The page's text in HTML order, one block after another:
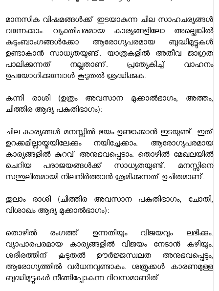
മാനസിക വിഷമങ്ങള്‍ക്ക് ഇടയാകുന്ന ചില സാഹചര്യങ്ങള്‍
വന്നേക്കാം. വ്യക്തിപരമായ കാര്യങ്ങളിലോ അല്ലെങ്കില്‍
കുടുംബാംഗങ്ങള്‍ക്കോ ആരോഗ്യപരമായ ബുദ്ധിമുട്ടുകള്‍
ഉണ്ടാകാന്‍ സാധ്യതയുണ്ട്. യാത്രകളില്‍ അതീവ ജാഗ്രത
പാലിക്കുന്നത് നല്ലതാണ്. പ്രത്യേകിച്ച് വാഹനം
ഉപയോഗിക്കുമ്പോള്‍ കൂടുതല്‍ ശ്രദ്ധിക്കുക.
കന്നി രാശി (ഉത്രം അവസാന മുക്കാല്‍ഭാഗം, അത്തം,
ചിത്തിര ആദ്യ പകുതിഭാഗം):
ചില കാര്യങ്ങള്‍ മനസ്സില്‍ ഭയം ഉണ്ടാക്കാന്‍ ഇടയുണ്ട്. ഇത്
ഉറക്കമില്ലായ്മയിലേക്കും നയിച്ചേക്കാം. ആരോഗ്യപരമായ
കാര്യങ്ങളില്‍ കുറവ് അനുഭവപ്പെടാം. തൊഴില്‍ മേഖലയില്‍
ചെറിയ പരാജയങ്ങള്‍ക്ക് സാധ്യതയുണ്ട്. മനസ്സിനെ
സന്തുലിതമായി നിലനിര്‍ത്താന്‍ ശ്രമിക്കുന്നത് ഉചിതമാണ്.
തുലാം രാശി (ചിത്തിര അവസാന പകുതിഭാഗം, ചോതി,
വിശാഖം ആദ്യ മുക്കാല്‍ഭാഗം):
തൊഴില്‍ രംഗത്ത് ഉന്നതിയും വിജയവും ലഭിക്കും.
വ്യാപാരപരമായ കാര്യങ്ങളില്‍ വിജയം നേടാന്‍ കഴിയും.
ശരീരത്തിന് കൂടുതല്‍ ഊര്‍ജ്ജസ്വലത അനുഭവപ്പെടും,
ആരോഗ്യത്തില്‍ വര്‍ധനവുണ്ടാകും. ശത്രുക്കള്‍ കാരണമുള്ള
ബുദ്ധിമുട്ടുകള്‍ നീങ്ങിപ്പോകുന്ന ദിവസമാണിത്.